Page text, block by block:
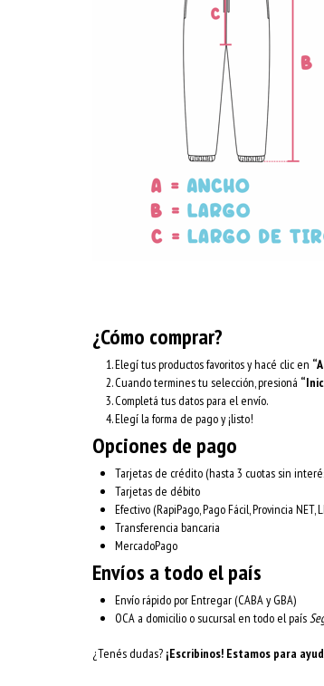
¿Cómo comprar?
Elegí tus productos favoritos y hacé clic en
Cuando termines tu selección, presioná
Completá tus datos para el envío.
Elegí la forma de pago y ¡listo!
Opciones de pago
Tarjetas de crédito (hasta 3 cuotas sin
Tarjetas de débito
Efectivo (RapiPago, Pago Fácil, Provincia NET,
Transferencia bancaria
MercadoPago
Envíos a todo el país
Envío rápido por Entregar (CABA y GBA)
OCA a domicilio o sucursal en todo el país
¿Tenés dudas? ¡Escribinos! Estamos para